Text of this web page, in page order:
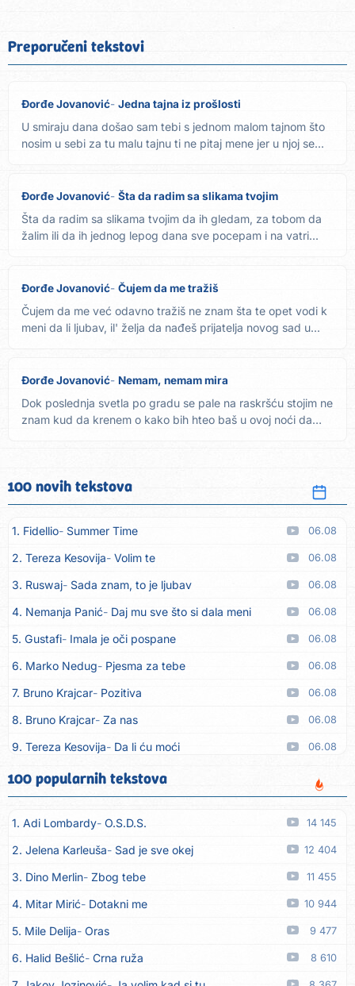
Preporučeni tekstovi
Đorđe Jovanović Jedna tajna iz prošlosti
U smiraju dana došao sam tebi s jednom malom tajnom što
nosim u sebi za tu malu tajnu ti ne pitaj mene jer u njoj se...
Đorđe Jovanović Šta da radim sa slikama tvojim
Šta da radim sa slikama tvojim da ih gledam, za tobom da
žalim ili da ih jednog lepog dana sve pocepam i na vatri...
Đorđe Jovanović Čujem da me tražiš
Čujem da me već odavno tražiš ne znam šta te opet vodi k
meni da li ljubav, il' želja da nađeš prijatelja novog sad u...
Đorđe Jovanović Nemam, nemam mira
Dok poslednja svetla po gradu se pale na raskršću stojim ne
znam kud da krenem o kako bih hteo baš u ovoj noći da
100 novih tekstova
1. Fidellio Summer Time 06.08
2. Tereza Kesovija Volim te 06.08
3. Ruswaj Sada znam, to je ljubav 06.08
4. Nemanja Panić Daj mu sve što si dala meni 06.08
5. Gustafi Imala je oči pospane 06.08
6. Marko Nedug Pjesma za tebe 06.08
7. Bruno Krajcar Pozitiva 06.08
8. Bruno Krajcar Za nas 06.08
9. Tereza Kesovija Da li ću moći 06.08
10. Lidija Bačić Neka se vino toči (Nazdravlje)
11. Karin Kuljanić Nisi zavridel 06.08
12. Tamara Brusić Nigdi ni lipo ko doma 06.08
13. Tamara Brusić Biž´mo ća 06.08
14. Rusko Richie Bila si, bila 06.08
15. Rusko Richie Ti i ja 06.08
16. Azra Husarkić 06.08
17. Azra Husarkić Ljubavnice 06.08
100 popularnih tekstova
1. Adi Lombardy O.S.D.S. 14 145
2. Jelena Karleuša Sad je sve okej 12 404
3. Dino Merlin Zbog tebe 11 455
4. Mitar Mirić Dotakni me 10 944
5. Mile Delija Oras 9 477
6. Halid Bešlić Crna ruža 8 610